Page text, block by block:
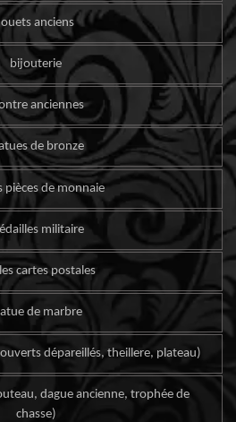
anciens
bijouterie
anciennes
de bronze
pièces de monnaie
militaire
cartes postales
de marbre
dépareillés, theillere, plateau)
dague ancienne, trophée de
chasse)